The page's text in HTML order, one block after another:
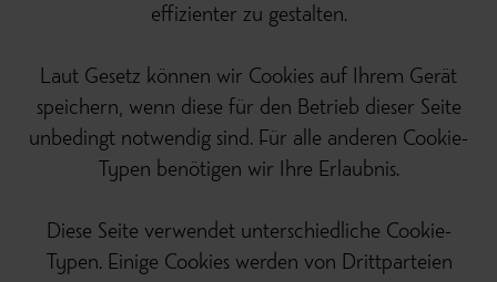
effizienter zu gestalten.
Laut Gesetz können wir Cookies auf Ihrem Gerät
speichern, wenn diese für den Betrieb dieser Seite
unbedingt notwendig sind. Für alle anderen Cookie-
Typen benötigen wir Ihre Erlaubnis.
Diese Seite verwendet unterschiedliche Cookie-
Typen. Einige Cookies werden von Drittparteien